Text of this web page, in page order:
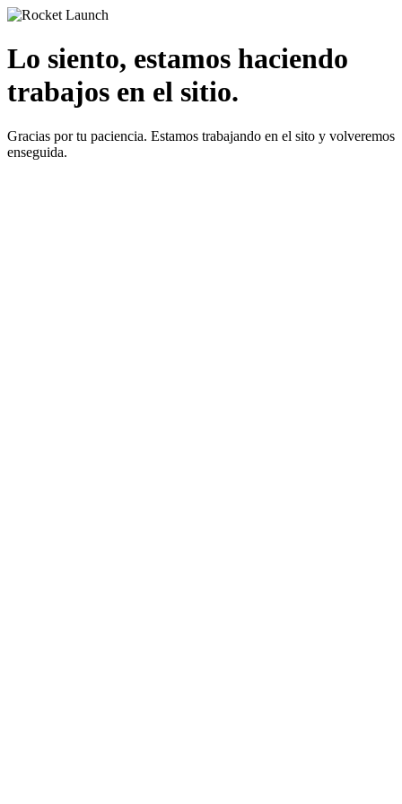
Lo siento, estamos haciendo
trabajos en el sitio.
Gracias por tu paciencia. Estamos trabajando en el sito y volveremos
enseguida.